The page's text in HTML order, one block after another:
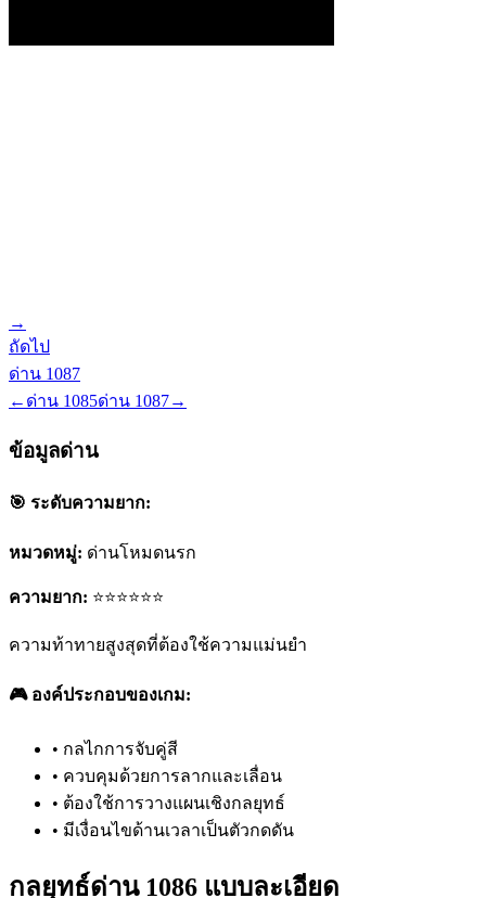
→
ถัดไป
ด่าน 1087
← ด่าน 1085ด่าน 1087→
ข้อมูลด่าน
🎯 ระดับความยาก:
หมวดหมู่: ด่านโหมดนรก
ความยาก: ⭐⭐⭐⭐⭐⭐
ความท้าทายสูงสุดที่ต้องใช้ความแม่นยำ
🎮 องค์ประกอบของเกม:
• กลไกการจับคู่สี
• ควบคุมด้วยการลากและเลื่อน
• ต้องใช้การวางแผนเชิงกลยุทธ์
• มีเงื่อนไขด้านเวลาเป็นตัวกดดัน
กลยุทธ์ด่าน 1086 แบบละเอียด